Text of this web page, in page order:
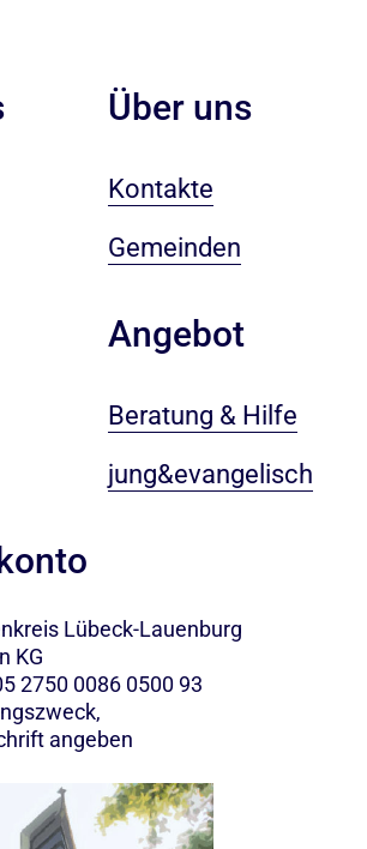
Über uns
Kontakte
Gemeinden
Angebot
Beratung & Hilfe
jung&evangelisch
Lübeck-Lauenburg
KG
2750 0086 0500 93
angeben